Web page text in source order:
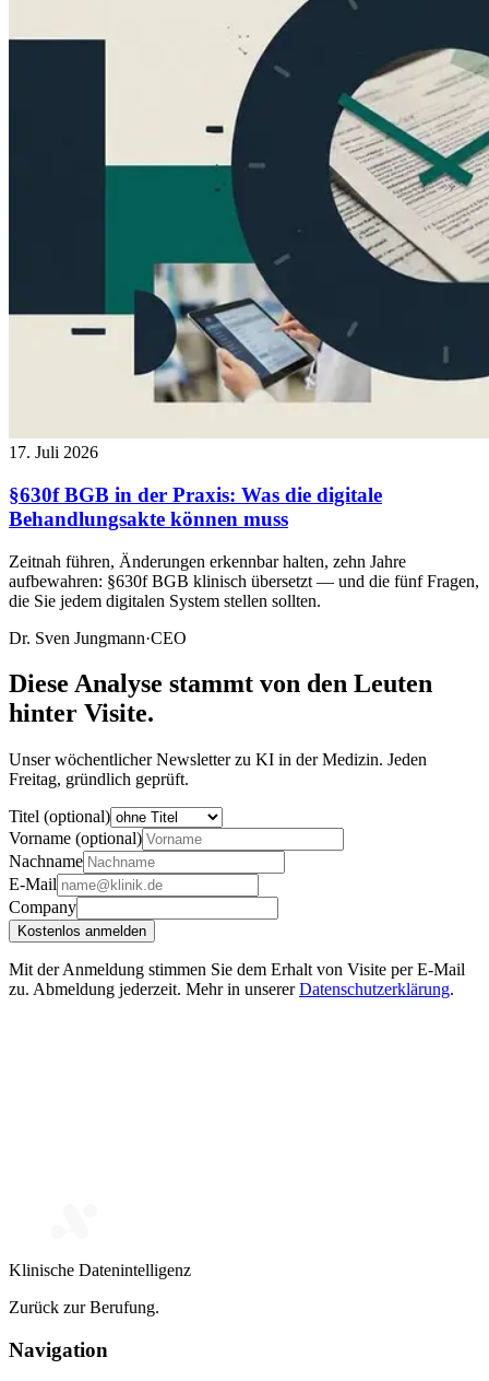
17. Juli 2026
§630f BGB in der Praxis: Was die digitale
Behandlungsakte können muss
Zeitnah führen, Änderungen erkennbar halten, zehn Jahre
aufbewahren: §630f BGB klinisch übersetzt — und die fünf Fragen,
die Sie jedem digitalen System stellen sollten.
Dr. Sven Jungmann·CEO
Diese Analyse stammt von den Leuten
hinter Visite.
Unser wöchentlicher Newsletter zu KI in der Medizin. Jeden
Freitag, gründlich geprüft.
Titel (optional)
Vorname (optional)
Nachname
E-Mail
Company
Kostenlos anmelden
Mit der Anmeldung stimmen Sie dem Erhalt von Visite per E-Mail
zu. Abmeldung jederzeit. Mehr in unserer Datenschutzerklärung.
Klinische Datenintelligenz
Zurück zur Berufung.
Navigation